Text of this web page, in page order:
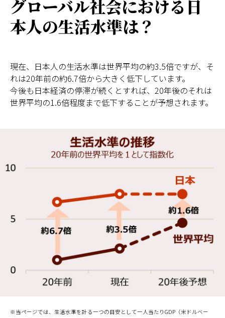
グローバル社会における日
本人の生活水準は？
現在、日本人の生活水準は世界平均の約3.5倍ですが、そ
れは20年前の約6.7倍から大きく低下しています。
今後も日本経済の停滞が続くとすれば、20年後のそれは
世界平均の1.6倍程度まで低下することが予想されます。
※当ページでは、生活水準を計る一つの目安として一人当たりGDP（米ドルベー